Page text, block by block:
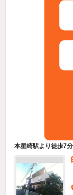
本星崎駅より徒歩7